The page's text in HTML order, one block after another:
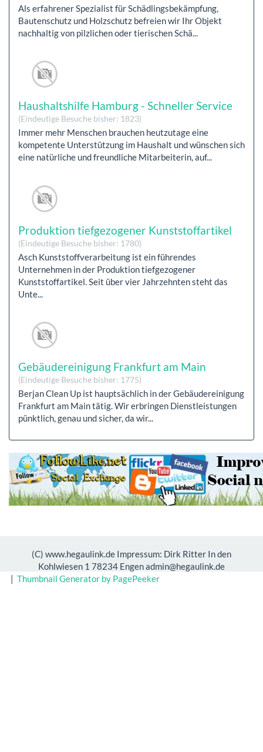
Als erfahrener Spezialist für Schädlingsbekämpfung,
Bautenschutz und Holzschutz befreien wir Ihr Objekt
nachhaltig von pilzlichen oder tierischen Schä...
Haushaltshilfe Hamburg - Schneller Service
(Eindeutige Besuche bisher: 1823)
Immer mehr Menschen brauchen heutzutage eine
kompetente Unterstützung im Haushalt und wünschen sich
eine natürliche und freundliche Mitarbeiterin, auf...
Produktion tiefgezogener Kunststoffartikel
(Eindeutige Besuche bisher: 1780)
Asch Kunststoffverarbeitung ist ein führendes
Unternehmen in der Produktion tiefgezogener
Kunststoffartikel. Seit über vier Jahrzehnten steht das
Unte...
Gebäudereinigung Frankfurt am Main
(Eindeutige Besuche bisher: 1775)
Berjan Clean Up ist hauptsächlich in der Gebäudereinigung
Frankfurt am Main tätig. Wir erbringen Dienstleistungen
pünktlich, genau und sicher, da wir...
(C) www.hegaulink.de Impressum: Dirk Ritter In den
Kohlwiesen 1 78234 Engen admin@hegaulink.de
| Thumbnail Generator by PagePeeker